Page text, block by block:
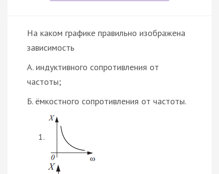
На каком графике правильно изображена
зависимость
А. индуктивного сопротивления от
частоты;
Б. ёмкостного сопротивления от частоты.